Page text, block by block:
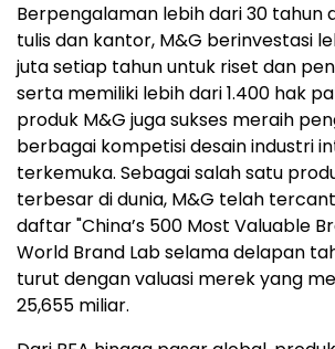
Berpengalaman lebih dari 30 tahun
tulis dan kantor, M&G berinvestasi
juta setiap tahun untuk riset dan
serta memiliki lebih dari 1.400 hak
produk M&G juga sukses meraih
berbagai kompetisi desain industri
terkemuka. Sebagai salah satu
terbesar di dunia, M&G telah
daftar "China’s 500 Most Valuable
World Brand Lab selama delapan
turut dengan valuasi merek yang
25,655 miliar.